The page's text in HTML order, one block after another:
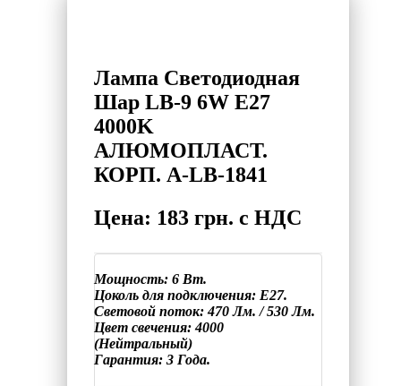
Лампа Светодиодная
Шар LB-9 6W E27
4000K
АЛЮМОПЛАСТ.
КОРП. A-LB-1841
Цена: 183 грн. с НДС
Мощность: 6 Вт.
Цоколь для подключения: Е27.
Световой поток: 470 Лм. / 530 Лм.
Цвет свечения: 4000
(Нейтральный)
Гарантия: 3 Года.